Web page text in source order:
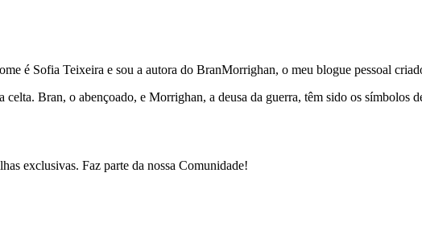
é Sofia Teixeira e sou a autora do BranMorrighan, o meu blogue pessoal
Bran, o abençoado, e Morrighan, a deusa da guerra, têm sido os símbolos
exclusivas. Faz parte da nossa Comunidade!